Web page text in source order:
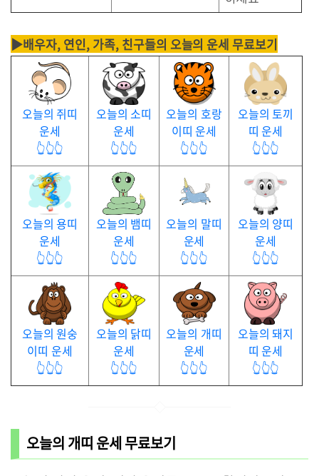
▶배우자, 연인, 가족, 친구들의 오늘의 운세 무료보기
오늘의 쥐띠
운세
👆👆👆
오늘의 소띠
운세
👆👆👆
오늘의 호랑
이띠 운세
👆👆👆
오늘의 토끼
띠 운세
👆👆👆
오늘의 용띠
운세
👆👆👆
오늘의 뱀띠
운세
👆👆👆
오늘의 말띠
운세
👆👆👆
오늘의 양띠
운세
👆👆👆
오늘의 원숭
이띠 운세
👆👆👆
오늘의 닭띠
운세
👆👆👆
오늘의 개띠
운세
👆👆👆
오늘의 돼지
띠 운세
👆👆👆
오늘의 개띠 운세 무료보기